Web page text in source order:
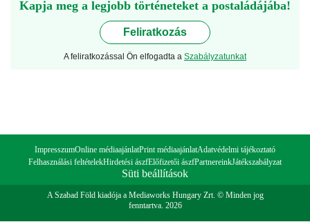
Kapja meg a legjobb történeteket a postaládájába!
Feliratkozás
A feliratkozással Ön elfogadta a Szabályzatunkat
ImpresszumOnline médiaajánlatPrint médiaajánlatAdatvédelmi tájékoztató
Felhasználási feltételekHirdetési ászfElőfizetői ászfPartnereinkJátékszabályzat
Süti beállítások
A Szabad Föld kiadója a Mediaworks Hungary Zrt. © Minden jog
fenntartva. 2026